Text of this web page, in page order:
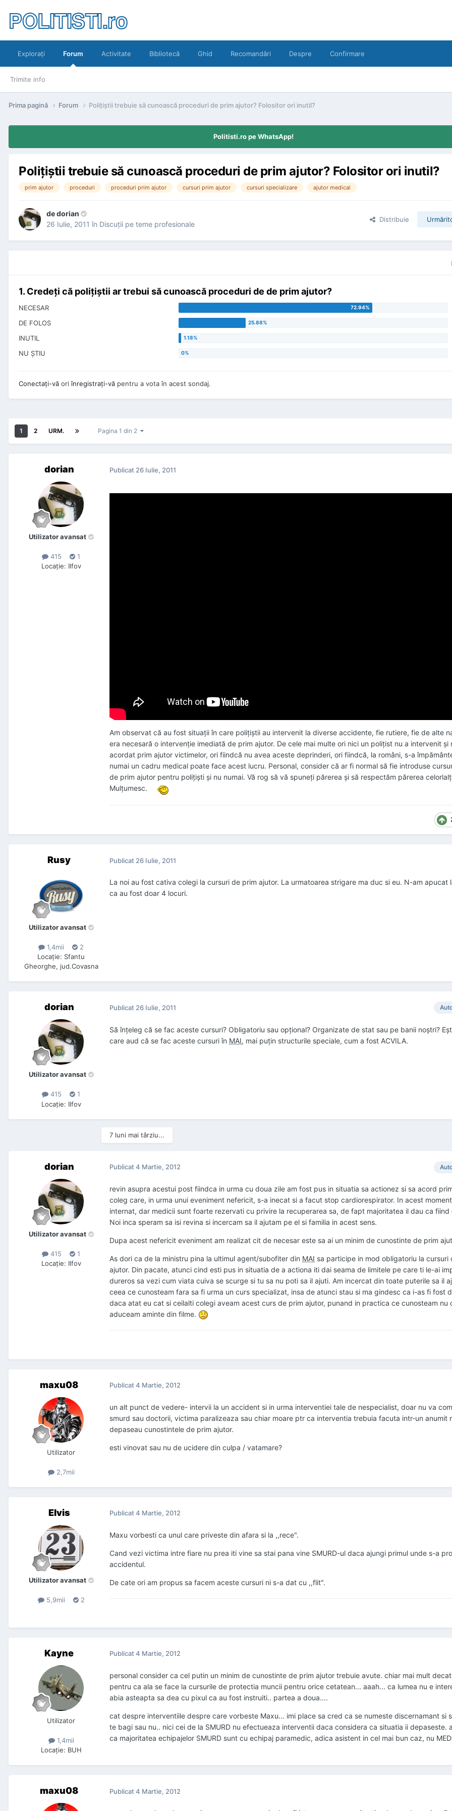
POLITISTI.ro
Exploraţi Forum
Trimite info
Activitate Bibliotecă Ghid Recomandări Despre Confirmare
Prima pagină Forum Poliţiştii trebuie să cunoască proceduri de prim ajutor? Folositor ori inutil?
Politisti.ro pe WhatsApp!
Poliţiştii trebuie să cunoască proceduri de prim ajutor? Folositor ori inutil?
prim ajutor proceduri proceduri prim ajutor cursuri prim ajutor cursuri specializare ajutor medical
dedorian
26 Iulie, 2011 în Discuţii pe teme profesionale
Distribuie
1. Credeți că polițiștii ar trebui să cunoască proceduri de de prim ajutor?
NECESAR
DE FOLOS
INUTIL
NU ȘTIU
Conectaţi-vă oriînregistraţi-vă pentru a vota în acest sondaj.
1 2 URM. Pagina 1 din 2
dorian
Utilizator avansat
415
1
Locaţie: Ilfov
Publicat 26 Iulie, 2011
Am observat că au fost situații în care polițiștii au intervenit la diverse accidente, fie rutiere, fie de alte
era necesară o intervenție imediată de prim ajutor. De cele mai multe ori nici un polițist nu a intervenit și
acordat prim ajutor victimelor, ori fiindcă nu avea aceste deprinderi, ori fiindcă, la români, s-a
numai un cadru medical poate face acest lucru. Personal, consider că ar fi normal să fie introduse
de prim ajutor pentru polițiști și nu numai. Vă rog să vă spuneți părerea și să respectăm părerea
Mulțumesc.
Rusy
Utilizator avansat
1,4mii
2
Locaţie: Sfantu
Gheorghe, jud.Covasna
Publicat 26 Iulie, 2011
La noi au fost cativa colegi la cursuri de prim ajutor. La urmatoarea strigare ma duc si eu. N-am apucat
ca au fost doar 4 locuri.
dorian
Utilizator avansat
415
1
Locaţie: Ilfov
Publicat 26 Iulie, 2011
Să înțeleg că se fac aceste cursuri? Obligatoriu sau opțional? Organizate de stat sau pe banii noștri?
care aud că se fac aceste cursuri în MAI, mai puțin structurile speciale, cum a fost ACVILA.
7 luni mai târziu...
dorian
Utilizator avansat
415
1
Locaţie: Ilfov
Publicat4 Martie, 2012
revin asupra acestui post fiindca in urma cu doua zile am fost pus in situatia sa actionez si sa acord
coleg care, in urma unui eveniment nefericit, s-a inecat si a facut stop cardiorespirator. In acest
internat, dar medicii sunt foarte rezervati cu privire la recuperarea sa, de fapt majoritatea il dau ca fiind
Noi inca speram sa isi revina si incercam sa il ajutam pe el si familia in acest sens.
Dupa acest nefericit eveniment am realizat cit de necesar este sa ai un minim de cunostinte de prim
As dori ca de la ministru pina la ultimul agent/subofiter din MAI sa participe in mod obligatoriu la cursuri
ajutor. Din pacate, atunci cind esti pus in situatia de a actiona iti dai seama de limitele pe care ti le-ai
dureros sa vezi cum viata cuiva se scurge si tu sa nu poti sa il ajuti. Am incercat din toate puterile sa il
ceea ce cunosteam fara sa fi urma un curs specializat, insa de atunci stau si ma gindesc ca i-as fi fost
daca atat eu cat si ceilalti colegi aveam acest curs de prim ajutor, punand in practica ce cunosteam nu
aduceam aminte din filme.
maxu08
Utilizator
2,7mii
Publicat4 Martie, 2012
un alt punct de vedere- intervii la un accident si in urma interventiei tale de nespecialist, doar nu va
smurd sau doctorii, victima paralizeaza sau chiar moare ptr ca interventia trebuia facuta intr-un anumit
depaseau cunostintele de prim ajutor.
esti vinovat sau nu de ucidere din culpa / vatamare?
Elvis
Utilizator avansat
5,9mii 2
Publicat4 Martie, 2012
Maxu vorbesti ca unul care priveste din afara si la ,,rece".
Cand vezi victima intre fiare nu prea iti vine sa stai pana vine SMURD-ul daca ajungi primul unde s-a
accidentul.
De cate ori am propus sa facem aceste cursuri ni s-a dat cu ,,flit".
Kayne
Utilizator
1,4mii
Locaţie: BUH
Publicat4 Martie, 2012
personal consider ca cel putin un minim de cunostinte de prim ajutor trebuie avute. chiar mai mult
pentru ca ala se face la cursurile de protectia muncii pentru orice cetatean... aaah... ca lumea nu e
abia asteapta sa dea cu pixul ca au fost instruiti.. partea a doua....
cat despre interventiile despre care vorbeste Maxu... imi place sa cred ca se numeste discernamant si
te bagi sau nu.. nici cei de la SMURD nu efectueaza interventii daca considera ca situatia ii depaseste.
ca majoritatea echipajelor SMURD sunt cu echipaj paramedic, adica asistent in cel mai bun caz, nu
maxu08 Publicat4 Martie, 2012